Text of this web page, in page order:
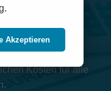
2026
Kosten für alle
Akzeptieren